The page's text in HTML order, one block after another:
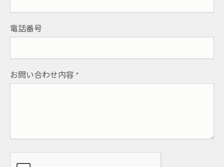
電話番号
お問い合わせ内容 *